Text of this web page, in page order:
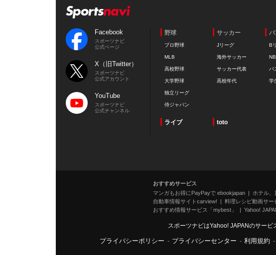
Facebook
スポーツナビ
公式ページ
X（旧Twitter）
スポーツナビ
公式アカウント
YouTube
スポーツナビ
公式チャンネル
野球
プロ野球
MLB
高校野球
大学野球
独立リーグ
侍ジャパン
サッカー
Jリーグ
海外サッカー
サッカー代表
高校年代
バ
B
バ
学
ライブ toto
おすすめサービス
マンガもお得にPayPayで ebookjapan
ホテル
自動車情報サイトcarview!
料理レシピ動画サー
おすすめ情報サービス「mybest」
Yahoo!
スポーツナビはYahoo! JAPANのサー
プライバシーポリシー - プライバシーセンター - 利用規約 -